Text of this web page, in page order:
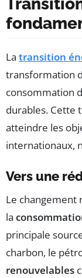
La transition
transformation
consommation
durables. Cette
atteindre les
internationaux,
Vers une
Le changement
la
principale
charbon, le
renouvelables